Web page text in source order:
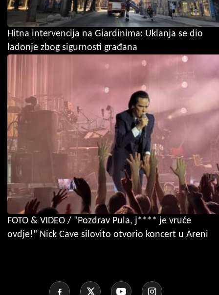
Hitna intervencija na Giardinima: Uklanja se dio
ladonje zbog sigurnosti građana
FOTO & VIDEO / "Pozdrav Pula, j**** je vruće
ovdje!" Nick Cave silovito otvorio koncert u Areni